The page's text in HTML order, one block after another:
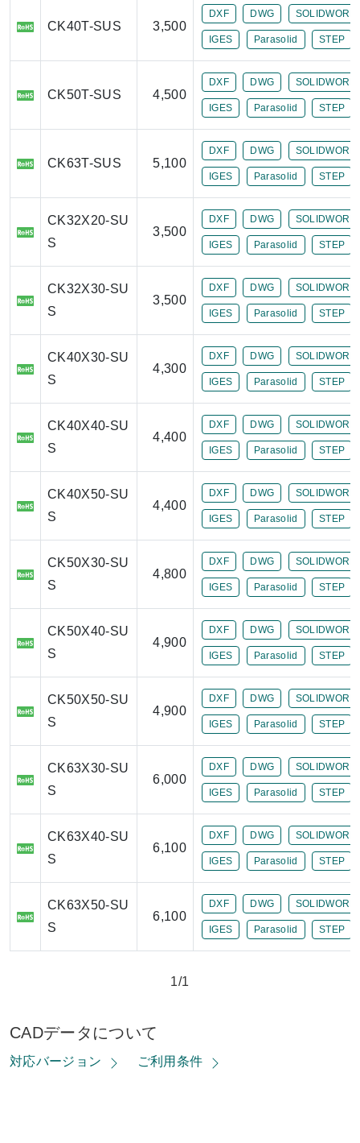
CK40T-SUS 3,500
DXF DWG
IGES Parasolid STEP
CK50T-SUS 4,500
DXF DWG
IGES Parasolid STEP
CK63T-SUS 5,100
DXF DWG
IGES Parasolid STEP
CK32X20-SU
S
3,500
DXF DWG
IGES Parasolid STEP
CK32X30-SU
S
3,500
DXF DWG
IGES Parasolid STEP
CK40X30-SU
S
4,300
DXF DWG
IGES Parasolid STEP
CK40X40-SU
S
4,400
DXF DWG
IGES Parasolid STEP
CK40X50-SU
S
4,400
DXF DWG
IGES Parasolid STEP
CK50X30-SU
S
4,800
DXF DWG
IGES Parasolid STEP
CK50X40-SU
S
4,900
DXF DWG
IGES Parasolid STEP
CK50X50-SU
S
4,900
DXF DWG
IGES Parasolid STEP
CK63X30-SU
S
6,000
DXF DWG
IGES Parasolid STEP
CK63X40-SU
S
6,100
DXF DWG
IGES Parasolid STEP
CK63X50-SU
S
6,100
DXF DWG
IGES Parasolid STEP
1/1
CADデータについて
対応バージョン ご利用条件